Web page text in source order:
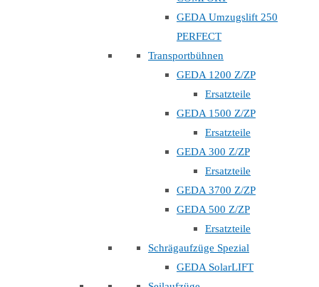
GEDA Umzugslift 250
PERFECT
Transportbühnen
GEDA 1200 Z/ZP
Ersatzteile
GEDA 1500 Z/ZP
Ersatzteile
GEDA 300 Z/ZP
Ersatzteile
GEDA 3700 Z/ZP
GEDA 500 Z/ZP
Ersatzteile
Schrägaufzüge Spezial
GEDA SolarLIFT